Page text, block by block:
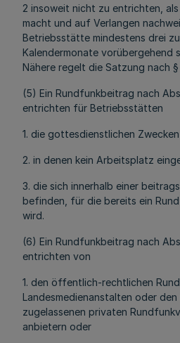
2 insoweit nicht zu entrichten,
macht und auf Verlangen
Betriebsstätte mindestens drei
Kalendermonate vorübergehend
Nähere regelt die Satzung nach §
(5) Ein Rundfunkbeitrag nach
entrichten für Betriebsstätten
1. die gottesdienstlichen
2. in denen kein Arbeitsplatz
3. die sich innerhalb einer
befinden, für die bereits ein
wird.
(6) Ein Rundfunkbeitrag nach
entrichten von
1. den öffentlich-rechtlichen
Landesmedienanstalten oder
zugelassenen privaten
anbietern oder